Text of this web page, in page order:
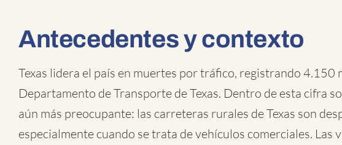
Antecedentes y contexto
Texas lidera el país en muertes por tráfico, registrando 4.150
Departamento de Transporte de Texas. Dentro de esta cifra
aún más preocupante: las carreteras rurales de Texas son
especialmente cuando se trata de vehículos comerciales. Las